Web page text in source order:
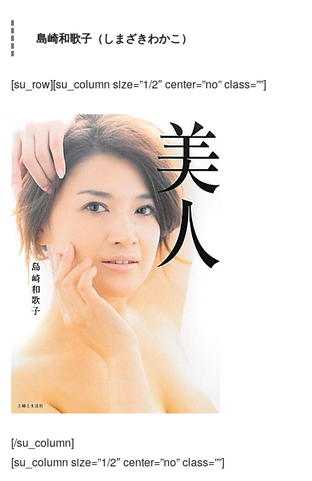
島崎和歌子（しまざきわかこ）
[su_row][su_column size=”1/2″ center=”no” class=””]
[/su_column]
[su_column size=”1/2″ center=”no” class=””]